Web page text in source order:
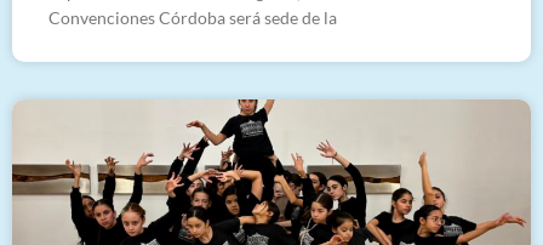
Convenciones Córdoba será sede de la